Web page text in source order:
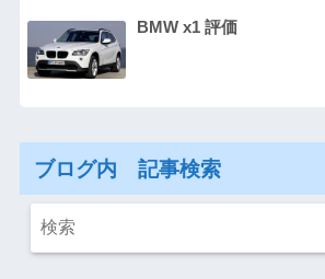
BMW x1 評価
ブログ内 記事検索